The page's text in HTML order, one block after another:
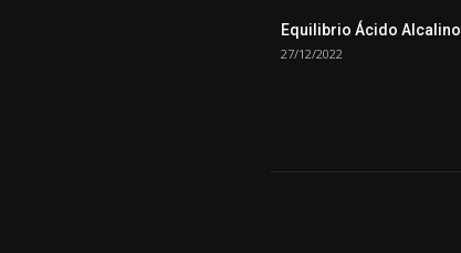
Equilibrio Ácido Alcalino
27/12/2022